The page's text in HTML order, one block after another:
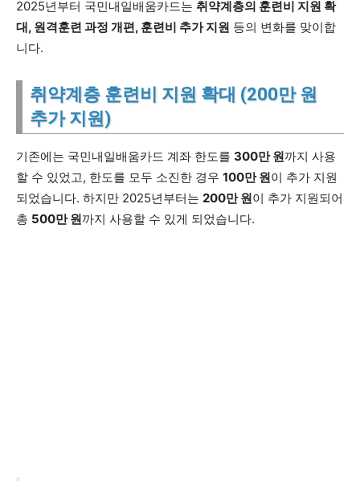
2025년부터 국민내일배움카드는 취약계층의 훈련비 지원 확
대, 원격훈련 과정 개편, 훈련비 추가 지원 등의 변화를 맞이합
니다.
취약계층 훈련비 지원 확대 (200만 원
추가 지원)
기존에는 국민내일배움카드 계좌 한도를 300만 원까지 사용
할 수 있었고, 한도를 모두 소진한 경우 100만 원이 추가 지원
되었습니다. 하지만 2025년부터는 200만 원이 추가 지원되어
총 500만 원까지 사용할 수 있게 되었습니다.